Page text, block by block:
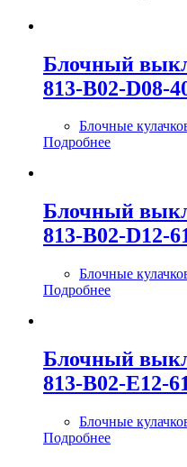
Блочный
813-B02-D08-
Блочные
Подробнее
Блочный
813-B02-D12-
Блочные
Подробнее
Блочный
813-B02-E12-
Блочные
Подробнее